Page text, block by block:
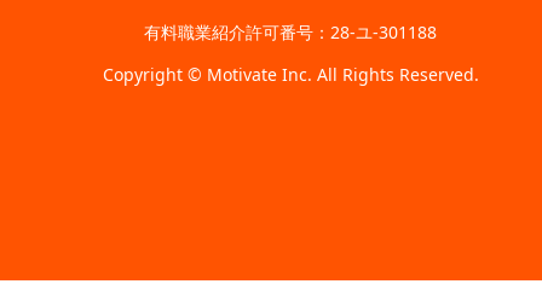
有料職業紹介許可番号：28-ユ-301188
Copyright © Motivate Inc. All Rights Reserved.